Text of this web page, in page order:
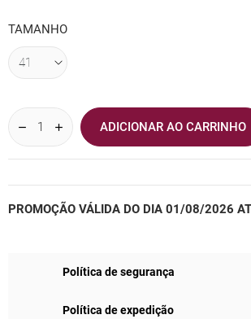
TAMANHO
ADICIONAR AO CARRINHO
PROMOÇÃO VÁLIDA DO DIA 01/08/2026
Política de segurança
Política de expedição